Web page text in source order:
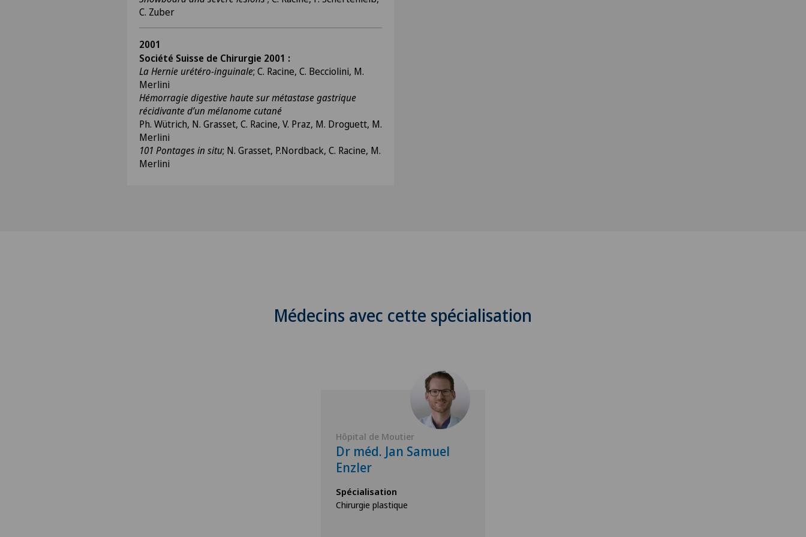
C. Zuber
2001
Société Suisse de Chirurgie 2001 :
La Hernie urétéro-inguinale; C. Racine, C. Becciolini, M.
Merlini
Hémorragie digestive haute sur métastase gastrique
récidivante d’un mélanome cutané
Ph. Wütrich, N. Grasset, C. Racine, V. Praz, M. Droguett, M.
Merlini
101 Pontages in situ; N. Grasset, P.Nordback, C. Racine, M.
Merlini
Médecins avec cette spécialisation
Hôpital de Moutier
Dr méd. Jan Samuel
Enzler
Spécialisation
Chirurgie plastique